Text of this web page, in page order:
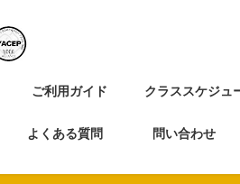
ご利用ガイド クラススケジュ
よくある質問 問い合わせ